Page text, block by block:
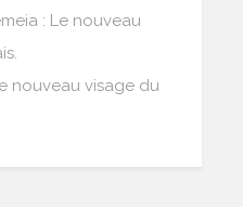
: Le nouveau
nouveau visage du